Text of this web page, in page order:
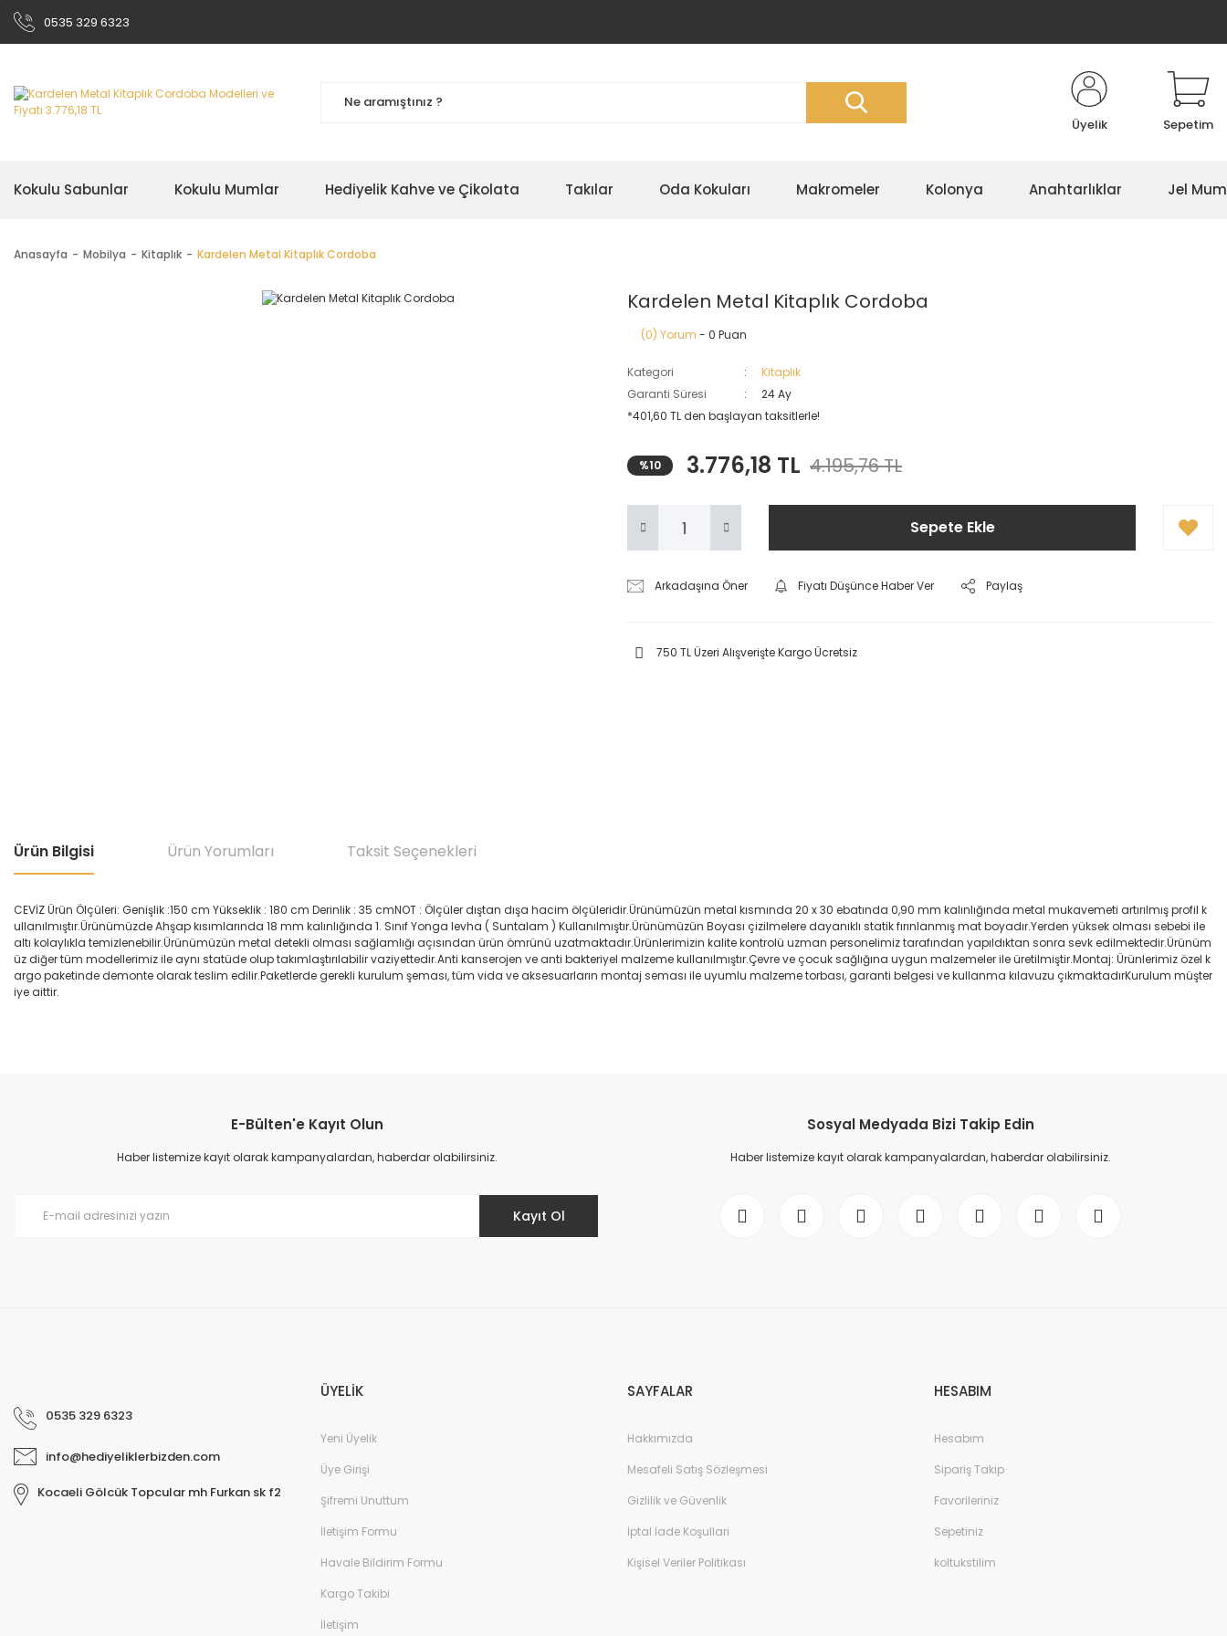
0535 329 6323
Üyelik Sepetim
Kokulu Sabunlar Kokulu Mumlar Hediyelik Kahve ve Çikolata Takılar Oda Kokuları Makromeler Kolonya Anahtarlıklar Jel
Anasayfa Mobilya Kitaplık Kardelen Metal Kitaplık Cordoba
Kardelen Metal Kitaplık Cordoba
(0) Yorum - 0 Puan
Kategori
Kitaplık
Garanti Süresi
24 Ay
*401,60 TL den başlayan taksitlerle!
%10 3.776,18 TL 4.195,76 TL
Sepete Ekle
Arkadaşına Öner Fiyatı Düşünce Haber Ver Paylaş
750 TL Üzeri Alışverişte Kargo Ücretsiz
Ürün Bilgisi Ürün Yorumları Taksit Seçenekleri
CEVİZ Ürün Ölçüleri: Genişlik :150 cm Yükseklik : 180 cm Derinlik : 35 cmNOT : Ölçüler dıştan dışa hacim ölçüleridir.Ürünümüzün metal kısmında 20 x 30 ebatında 0,90 mm kalınlığında metal mukavemeti artırılmış profil k
ullanılmıştır.Ürünümüzde Ahşap kısımlarında 18 mm kalınlığında 1. Sınıf Yonga levha ( Suntalam ) Kullanılmıştır.Ürünümüzün Boyası çizilmelere dayanıklı statik fırınlanmış mat boyadır.Yerden yüksek olması sebebi ile
altı kolaylıkla temizlenebilir.Ürünümüzün metal detekli olması sağlamlığı açısından ürün ömrünü uzatmaktadır.Ürünlerimizin kalite kontrolü uzman personelimiz tarafından yapıldıktan sonra sevk edilmektedir.Ürünüm
üz diğer tüm modellerimiz ile aynı statüde olup takımlaştırılabilir vaziyettedir.Anti kanserojen ve anti bakteriyel malzeme kullanılmıştır.Çevre ve çocuk sağlığına uygun malzemeler ile üretilmiştir.Montaj: Ürünlerimiz özel k
argo paketinde demonte olarak teslim edilir.Paketlerde gerekli kurulum şeması, tüm vida ve aksesuarların montaj seması ile uyumlu malzeme torbası, garanti belgesi ve kullanma kılavuzu çıkmaktadırKurulum müşter
iye aittir.
E-Bülten'e Kayıt Olun
Haber listemize kayıt olarak kampanyalardan, haberdar olabilirsiniz.
Kayıt Ol
Sosyal Medyada Bizi Takip Edin
Haber listemize kayıt olarak kampanyalardan, haberdar olabilirsiniz.
0535 329 6323
info@hediyeliklerbizden.com
Kocaeli Gölcük Topcular mh Furkan sk f2
ÜYELİK
Yeni Üyelik
Üye Girişi
Şifremi Unuttum
İletişim Formu
Havale Bildirim Formu
Kargo Takibi
İletişim
SAYFALAR
Hakkımızda
Mesafeli Satış Sözleşmesi
Gizlilik ve Güvenlik
İptal İade Koşullari
Kişisel Veriler Politikası
HESABIM
Hesabım
Sipariş Takip
Favorileriniz
Sepetiniz
koltukstilim